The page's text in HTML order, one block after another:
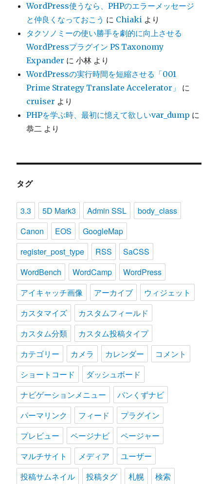
WordPress使うなら、PHPのエラーメッセージ
と仲良くなっておこう に Chiaki より
タクソノミーの使い勝手を劇的に向上させる
WordPressプラグイン PS Taxonomy
Expander に小林 より
WordPressの実行時間を短縮させる「001
Prime Strategy Translate Accelerator」
に
cruiser より
PHPを学ぶ時、最初に憶えて欲しいvar_dump に
恭二 より
タグ
3.3 5D Mark3 Admin SSL
body_class
Canon
EOS
GoogleMap
register_post_type
RSS
SaCSS
WordBench
WordCamp
WordPress
アイキャッチ画像
アーカイブ
ウィジェット
カスタマイズ
カスタムフィールド
カスタム分類
カスタム投稿タイプ
カテゴリー
カメラ カレンダー
コメント
ショートコード
ダッシュボード
ナビゲーションメニュー
パンくずナビ
パーマリンク
フィード
プラグイン
プレビュー
ページナビ
ページャー
マルチサイト
メディア
ユーザー
投稿サムネイル
投稿タグ 札幌 検索